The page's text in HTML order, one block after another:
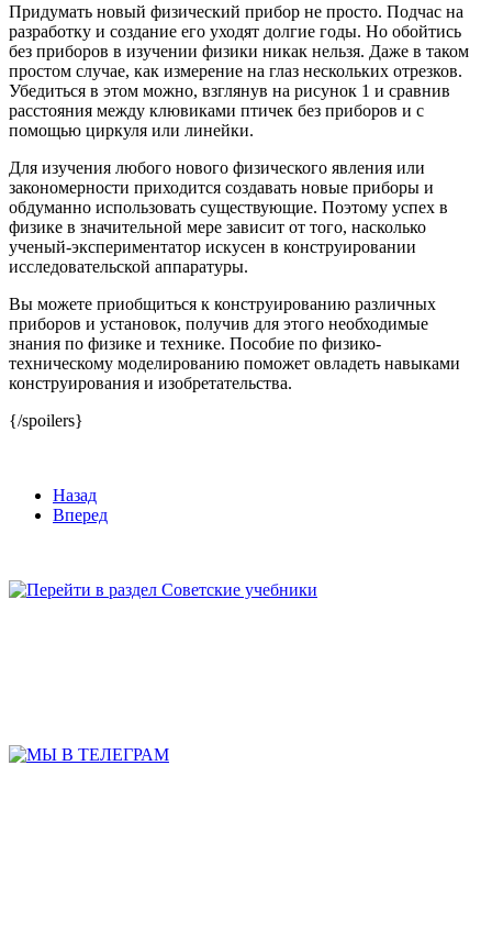
Придумать новый физический прибор не просто. Подчас на
разработку и создание его уходят долгие годы. Но обойтись
без приборов в изучении физики никак нельзя. Даже в таком
простом случае, как измерение на глаз нескольких отрезков.
Убедиться в этом можно, взглянув на рисунок 1 и сравнив
расстояния между клювиками птичек без приборов и с
помощью циркуля или линейки.
Для изучения любого нового физического явления или
закономерности приходится создавать новые приборы и
обдуманно использовать существующие. Поэтому успех в
физике в значительной мере зависит от того, насколько
ученый-экспериментатор искусен в конструировании
исследовательской аппаратуры.
Вы можете приобщиться к конструированию различных
приборов и установок, получив для этого необходимые
знания по физике и технике. Пособие по физико-
техническому моделированию поможет овладеть навыками
конструирования и изобретательства.
{/spoilers}
Назад
Вперед